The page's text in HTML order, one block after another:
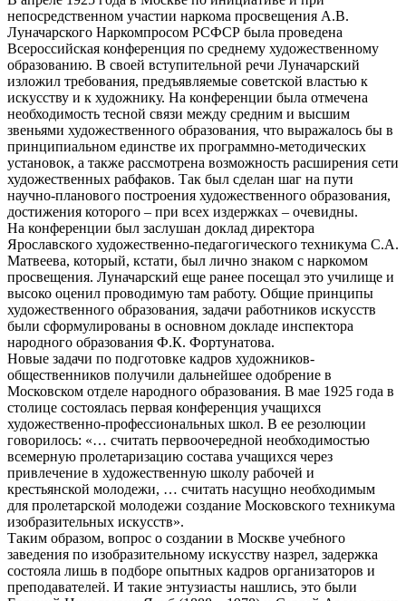
непосредствен­ном участии наркома просвещения А.В.
Луначарского Наркомпросом РСФСР была проведена
Всероссийс­кая конференция по среднему худо­жественному
образованию. В своей вступительной речи Луначарский
изложил требования, предъявляе­мые советской властью к
искусству и к художнику. На конференции была отмечена
необходимость тесной связи между средним и высшим
звеньями художественного образования, что выражалось бы в
принципиальном единстве их про­граммно-методических
установок, а также рассмотрена возможность расширения сети
художественных рабфаков. Так был сделан шаг на пути
научно-планового построе­ния художественного образования,
достижения которого – при всех издержках – очевидны.
На конференции был заслушан доклад директора
Ярославского художественно-педагогического техникума С.А.
Матвеева, который, кстати, был лично знаком с нарко­мом
просвещения. Луначарский еще ранее посещал это училище и
высо­ко оценил проводимую там работу. Общие принципы
художественного образования, задачи работников искусств
были сформулированы в основном докладе инспектора
народного образования Ф.К. Форту­натова.
Новые задачи по подготовке кад­ров художников-
общественников получили дальнейшее одобрение в
Московском отделе народного об­разования. В мае 1925 года в
столи­це состоялась первая конференция учащихся
художественно-профес­сиональных школ. В ее резолюции
говорилось: «… считать первооче­редной необходимостью
всемерную пролетаризацию состава учащихся через
привлечение в художествен­ную школу рабочей и
крестьянской молодежи, … считать насущно необ­ходимым
для пролетарской молоде­жи создание Московского технику­ма
изобразительных искусств».
Таким образом, вопрос о создании в Москве учебного
заведения по изобразительному искусству назрел, задержка
состояла лишь в подборе опытных кадров организаторов и
преподавателей. И такие энтузиасты нашлись, это были